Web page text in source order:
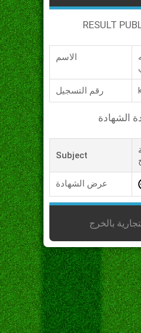
RESULT
الاسم
رقم التسجيل
الشهادة
Subject
عرض الشهادة
بالخرج